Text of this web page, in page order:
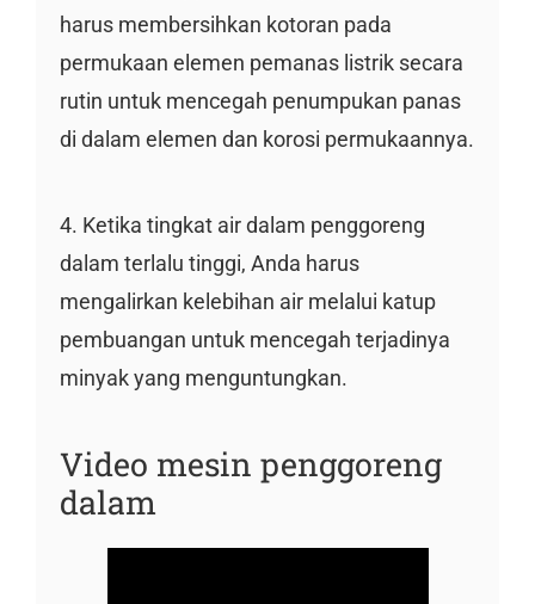
harus membersihkan kotoran pada
permukaan elemen pemanas listrik secara
rutin untuk mencegah penumpukan panas
di dalam elemen dan korosi permukaannya.
4. Ketika tingkat air dalam penggoreng
dalam terlalu tinggi, Anda harus
mengalirkan kelebihan air melalui katup
pembuangan untuk mencegah terjadinya
minyak yang menguntungkan.
Video mesin penggoreng
dalam